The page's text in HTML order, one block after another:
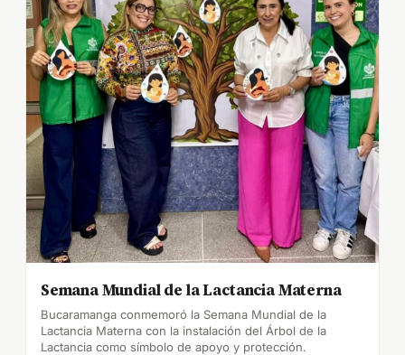
Semana Mundial de la Lactancia Materna
Bucaramanga conmemoró la Semana Mundial de la
Lactancia Materna con la instalación del Árbol de la
Lactancia como símbolo de apoyo y protección.